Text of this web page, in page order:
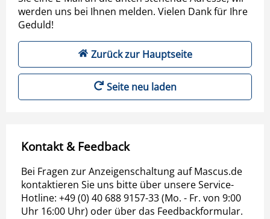
werden uns bei Ihnen melden. Vielen Dank für Ihre
Geduld!
Zurück zur Hauptseite
Seite neu laden
Kontakt & Feedback
Bei Fragen zur Anzeigenschaltung auf Mascus.de
kontaktieren Sie uns bitte über unsere Service-
Hotline: +49 (0) 40 688 9157-33 (Mo. - Fr. von 9:00
Uhr 16:00 Uhr) oder über das Feedbackformular.